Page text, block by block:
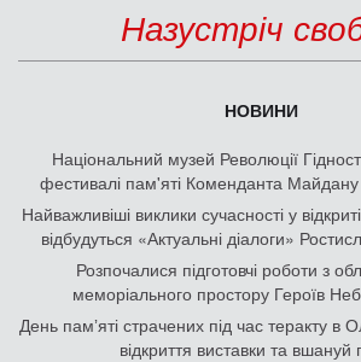
Назустріч
НОВИНИ
Національний музей Революції
фестивалі пам'яті Коменданта Майдану
Найважливіші виклики сучасності у
відбудуться «Актуальні діалоги»
Розпочалися підготовчі роботи з
меморіального простору Героїв
День памʼяті страчених під час теракту в
відкриття виставки та вшануй